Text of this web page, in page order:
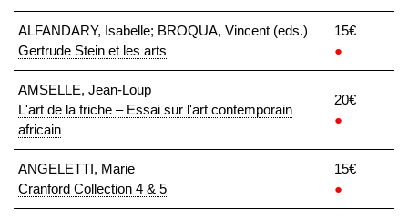
ALFANDARY, Isabelle; BROQUA, Vincent (eds.)
Gertrude Stein et les arts
15€
●
AMSELLE, Jean-Loup
L'art de la friche – Essai sur l'art contemporain
africain
20€
●
ANGELETTI, Marie
Cranford Collection 4 & 5
15€
●